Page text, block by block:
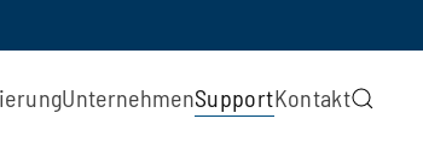
UnternehmenSupportKontakt